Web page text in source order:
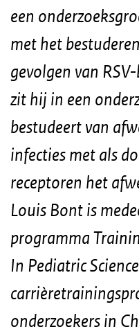
een
met het
gevolgen van
zit hij in een
bestudeert van
infecties met als
receptoren het
Louis Bont is
programma
In Pediatric
onderzoekers in